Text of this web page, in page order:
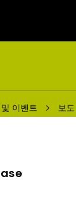
이벤트 보